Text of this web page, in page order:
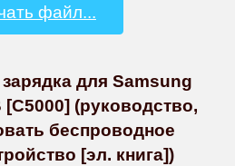
файл...
для Samsung
[C5000] (руководство,
беспроводное
[эл. книга])